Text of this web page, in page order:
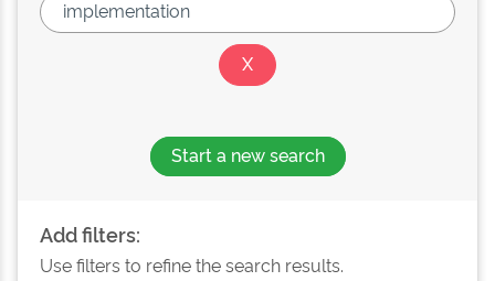
Start a new search
Add filters:
Use filters to refine the search results.